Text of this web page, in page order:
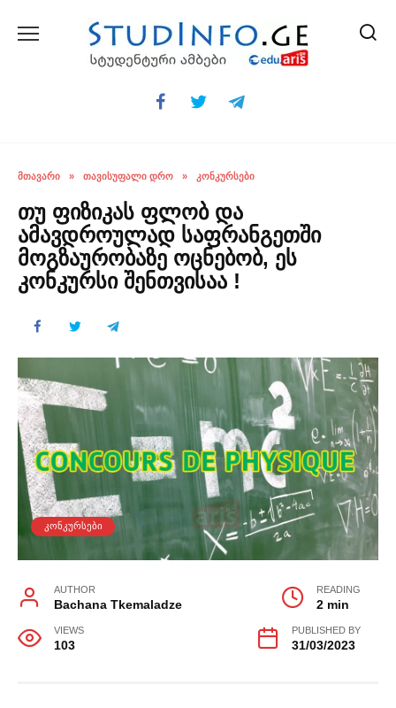
ᲛᲗᲐᲕᲐᲠᲘ » ᲗᲐᲕᲘᲡᲣᲤᲐᲚᲘ ᲓᲠᲝ » ᲙᲝᲜᲙᲣᲠᲡᲔᲑᲘ
თუ ფიზიკას ფლობ და
ამავდროულად საფრანგეთში
მოგზაურობაზე ოცნებობ, ეს
კონკურსი შენთვისაა !
ᲙᲝᲜᲙᲣᲠᲡᲔᲑᲘ
AUTHOR
Bachana Tkemaladze
READING
2 min
VIEWS
103
PUBLISHED BY
31/03/2023